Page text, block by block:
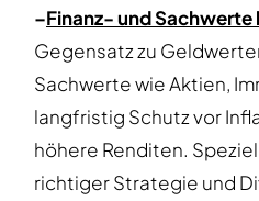
–Finanz- und Sachwerte
Gegensatz zu
Sachwerte wie Aktien,
langfristig Schutz vor
höhere Renditen.
richtiger Strategie und